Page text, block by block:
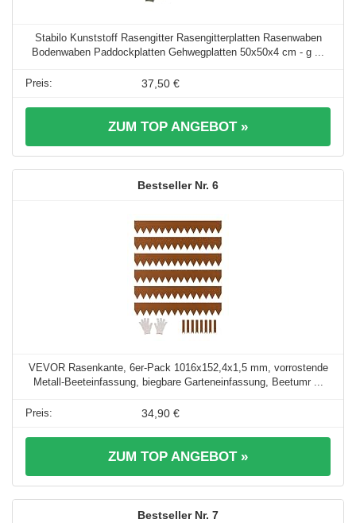
Stabilo Kunststoff Rasengitter Rasengitterplatten Rasenwaben
Bodenwaben Paddockplatten Gehwegplatten 50x50x4 cm - g ...
37,50 €
ZUM TOP ANGEBOT »
6
VEVOR Rasenkante, 6er-Pack 1016x152,4x1,5 mm, vorrostende
Metall-Beeteinfassung, biegbare Garteneinfassung, Beetumr ...
34,90 €
ZUM TOP ANGEBOT »
7